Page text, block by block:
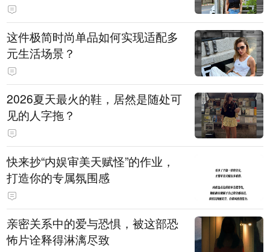
这件极简时尚单品如何实现适配多
元生活场景？
2026夏天最火的鞋，居然是随处可
见的人字拖？
快来抄“内娱审美天赋怪”的作业，
打造你的专属氛围感
亲密关系中的爱与恐惧，被这部恐
怖片诠释得淋漓尽致